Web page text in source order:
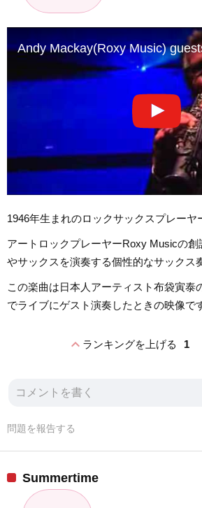
Andy Mackay(Roxy Music)
1946年生まれのロックサックスプレーヤ
アートロックプレーヤーRoxy Musicの
やサックスを演奏する個性的なサックス
この楽曲は日本人アーティスト布袋寅泰
でライブにゲスト演奏したときの映像で
expand_lessランキングを上げる 1
問題を報告する
Summertime